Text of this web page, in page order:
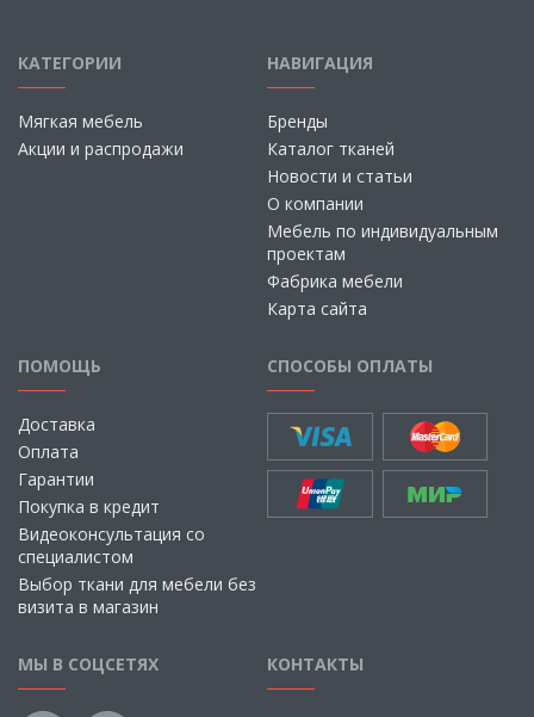
КАТЕГОРИИ
Мягкая мебель
Акции и распродажи
НАВИГАЦИЯ
Бренды
Каталог тканей
Новости и статьи
О компании
Мебель по индивидуальным
проектам
Фабрика мебели
Карта сайта
ПОМОЩЬ
Доставка
Оплата
Гарантии
Покупка в кредит
Видеоконсультация со
специалистом
Выбор ткани для мебели без
визита в магазин
СПОСОБЫ ОПЛАТЫ
МЫ В СОЦСЕТЯХ КОНТАКТЫ